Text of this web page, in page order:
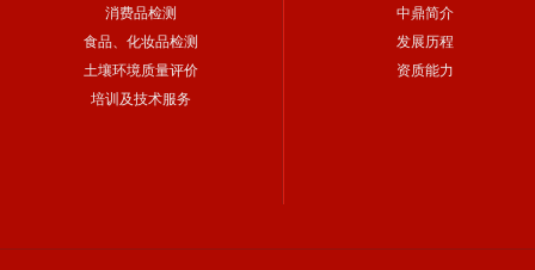
消费品检测
食品、化妆品检测
土壤环境质量评价
培训及技术服务
中鼎简介
发展历程
资质能力